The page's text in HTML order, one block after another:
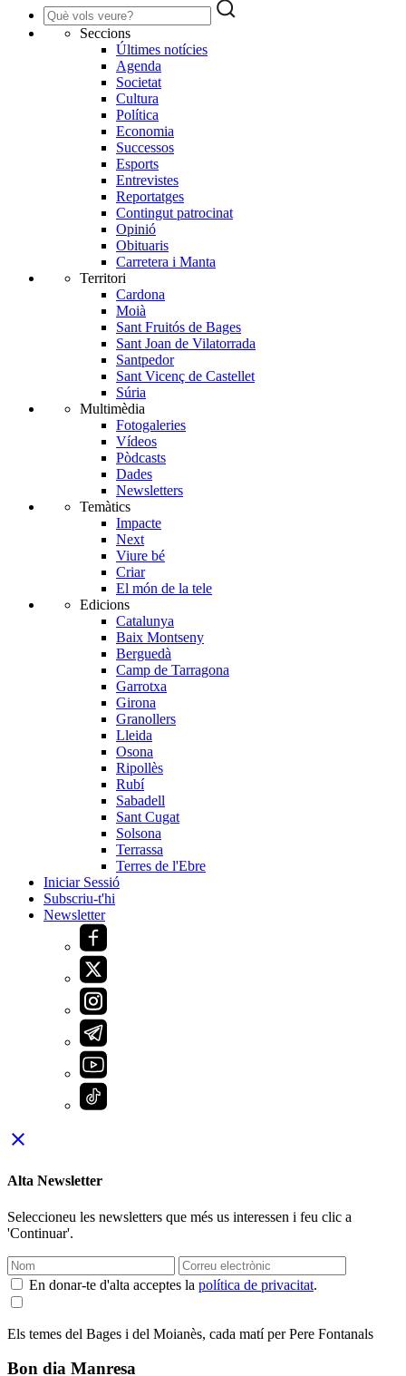
Seccions
Últimes notícies
Agenda
Societat
Cultura
Política
Economia
Successos
Esports
Entrevistes
Reportatges
Contingut patrocinat
Opinió
Obituaris
Carretera i Manta
Territori
Cardona
Moià
Sant Fruitós de Bages
Sant Joan de Vilatorrada
Santpedor
Sant Vicenç de Castellet
Súria
Multimèdia
Fotogaleries
Vídeos
Pòdcasts
Dades
Newsletters
Temàtics
Impacte
Next
Viure bé
Criar
El món de la tele
Edicions
Catalunya
Baix Montseny
Berguedà
Camp de Tarragona
Garrotxa
Girona
Granollers
Lleida
Osona
Ripollès
Rubí
Sabadell
Sant Cugat
Solsona
Terrassa
Terres de l'Ebre
Iniciar Sessió
Subscriu-t'hi
Newsletter
close
Alta Newsletter
Seleccioneu les newsletters que més us interessen i feu clic a
'Continuar'.
En donar-te d'alta acceptes la política de privacitat.
Els temes del Bages i del Moianès, cada matí per Pere Fontanals
Bon dia Manresa